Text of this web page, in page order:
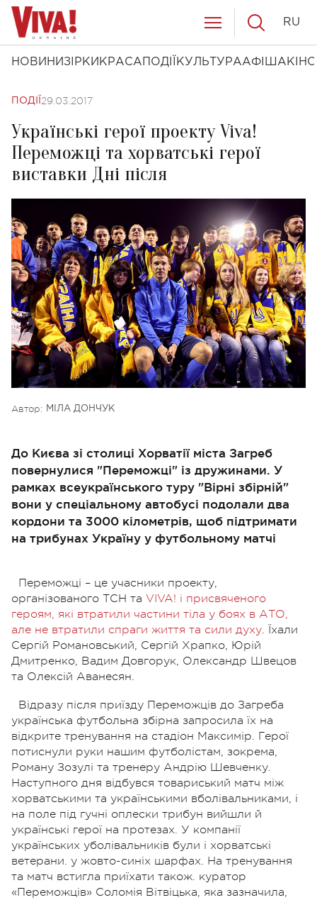
НОВИНИ ЗІРКИ КРАСА ПОДІЇ КУЛЬТУРААФІША КІНО
RU
ПОДІЇ 29.03.2017
Українські герої проекту Viva!
Переможці та хорватські герої
виставки Дні після
Автор: МІЛА ДОНЧУК
До Києва зі столиці Хорватії міста Загреб
повернулися "Переможці" із дружинами. У
рамках всеукраїнського туру "Вірні збірній"
вони у спеціальному автобусі подолали два
кордони та 3000 кілометрів, щоб підтримати
на трибунах Україну у футбольному матчі
Переможці – це учасники проекту,
організованого ТСН та VIVA! і присвяченого
героям, які втратили частини тіла у боях в АТО,
але не втратили спраги життя та сили духу. Їхали
Сергій Романовський, Сергій Храпко, Юрій
Дмитренко, Вадим Довгорук, Олександр Швецов
та Олексій Аванесян.
Відразу після приїзду Переможців до Загреба
українська футбольна збірна запросила їх на
відкрите тренування на стадіон Максимір. Герої
потиснули руки нашим футболістам, зокрема,
Роману Зозулі та тренеру Андрію Шевченку.
Наступного дня відбувся товариський матч між
хорватськими та українськими вболівальниками, і
на поле під гучні оплески трибун вийшли й
українські герої на протезах. У компанії
українських уболівальників були і хорватські
ветерани. у жовто-синіх шарфах. На тренування
та матч встигла приїхати також. куратор
«Переможців» Соломія Вітвіцька, яка зазначила,